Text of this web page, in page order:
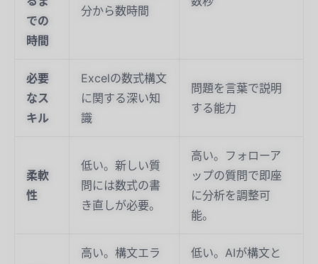
での
時間
分から数時間
必要
なス
キル
Excelの数式構文
に関する深い知
識
問題を言葉で説明
する能力
柔軟
性
低い。新しい質
問には数式の書
き直しが必要。
高い。フォローア
ップの質問で即座
に分析を調整可
能。
高い。構文エラ
低い。AIが構文と